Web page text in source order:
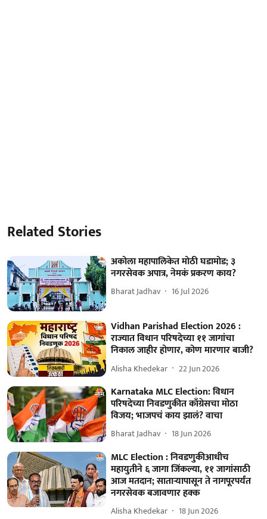
Related Stories
अकोला महापालिकेत मोठी घडामोड; ३
नगरसेवक अपात्र, नेमकं प्रकरण काय?
Bharat Jadhav 16 Jul 2026
Vidhan Parishad Election 2026 :
राज्यात विधान परिषदेच्या ११ जागांचा
निकाल जाहीर होणार, कोण मारणार बाजी?
Alisha Khedekar 22 Jun 2026
Karnataka MLC Election: विधान
परिषदेच्या निवडणुकीत काँग्रेसचा मोठा
विजय; भाजपचं काय झालं? वाचा
Bharat Jadhav 18 Jun 2026
MLC Election : निवडणुकीआधीच
महायुतीने ६ जागा जिंकल्या, ११ जागांसाठी
आज मतदान; साताऱ्यापासून ते नागपूरपर्यंत
नगरसेवक बजावणार हक्क
Alisha Khedekar 18 Jun 2026